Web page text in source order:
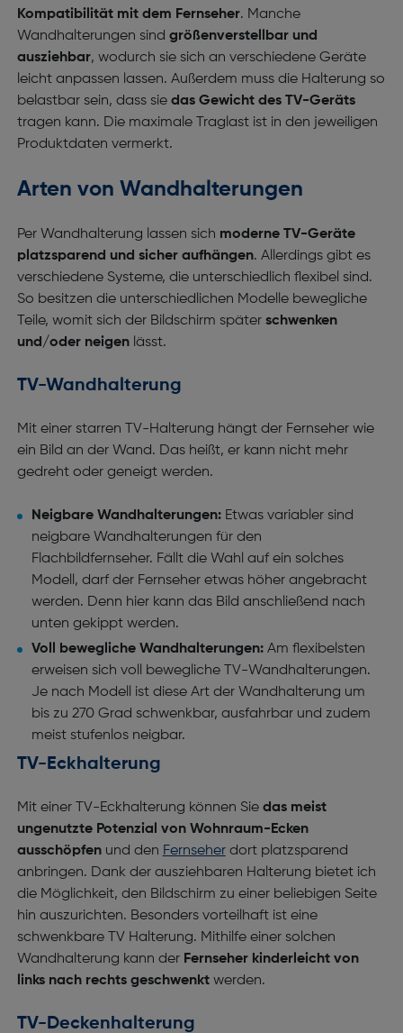
Kompatibilität mit dem Fernseher. Manche
Wandhalterungen sind größenverstellbar und
ausziehbar, wodurch sie sich an verschiedene Geräte
leicht anpassen lassen. Außerdem muss die Halterung so
belastbar sein, dass sie das Gewicht des TV-Geräts
tragen kann. Die maximale Traglast ist in den jeweiligen
Produktdaten vermerkt.
Arten von Wandhalterungen
Per Wandhalterung lassen sich moderne TV-Geräte
platzsparend und sicher aufhängen. Allerdings gibt es
verschiedene Systeme, die unterschiedlich flexibel sind.
So besitzen die unterschiedlichen Modelle bewegliche
Teile, womit sich der Bildschirm später schwenken
und/oder neigenlässt.
TV-Wandhalterung
Mit einer starren TV-Halterung hängt der Fernseher wie
ein Bild an der Wand. Das heißt, er kann nicht mehr
gedreht oder geneigt werden.
Neigbare Wandhalterungen:Etwas variabler sind
neigbare Wandhalterungen für den
Flachbildfernseher. Fällt die Wahl auf ein solches
Modell, darf der Fernseher etwas höher angebracht
werden. Denn hier kann das Bild anschließend nach
unten gekippt werden.
Voll bewegliche Wandhalterungen:Am flexibelsten
erweisen sich voll bewegliche TV-Wandhalterungen.
Je nach Modell ist diese Art der Wandhalterung um
bis zu 270 Grad schwenkbar, ausfahrbar und zudem
meist stufenlos neigbar.
TV-Eckhalterung
Mit einer TV-Eckhalterung können Sie das meist
ungenutzte Potenzial von Wohnraum-Ecken
ausschöpfenund den Fernseherdort platzsparend
anbringen. Dank der ausziehbaren Halterung bietet ich
die Möglichkeit, den Bildschirm zu einer beliebigen Seite
hin auszurichten. Besonders vorteilhaft ist eine
schwenkbare TV Halterung. Mithilfe einer solchen
Wandhalterung kann der Fernseher kinderleicht von
links nach rechts geschwenktwerden.
TV-Deckenhalterung